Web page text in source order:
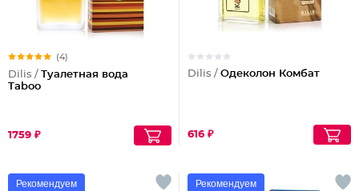
(4)
Dilis /
Туалетная вода
Taboo
1759 ₽
Dilis / Одеколон Комбат
616 ₽
Рекомендуем Рекомендуем